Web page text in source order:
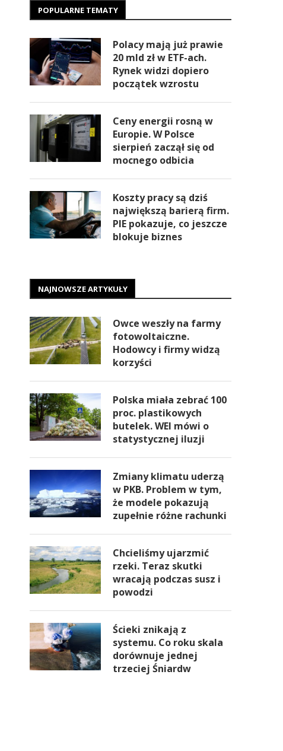
POPULARNE TEMATY
Polacy mają już prawie
20 mld zł w ETF-ach.
Rynek widzi dopiero
początek wzrostu
Ceny energii rosną w
Europie. W Polsce
sierpień zaczął się od
mocnego odbicia
Koszty pracy są dziś
największą barierą firm.
PIE pokazuje, co jeszcze
blokuje biznes
NAJNOWSZE ARTYKUŁY
Owce weszły na farmy
fotowoltaiczne.
Hodowcy i firmy widzą
korzyści
Polska miała zebrać 100
proc. plastikowych
butelek. WEI mówi o
statystycznej iluzji
Zmiany klimatu uderzą
w PKB. Problem w tym,
że modele pokazują
zupełnie różne rachunki
Chcieliśmy ujarzmić
rzeki. Teraz skutki
wracają podczas susz i
powodzi
Ścieki znikają z
systemu. Co roku skala
dorównuje jednej
trzeciej Śniardw